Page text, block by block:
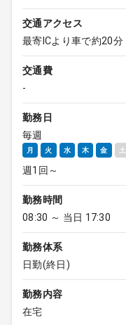
交通アクセス
最寄ICより車で約20分
交通費
-
勤務日
毎週
月 火 水 木 金 土
週1回～
勤務時間
08:30 ～ 当日 17:30
勤務体系
日勤(終日)
勤務内容
在宅